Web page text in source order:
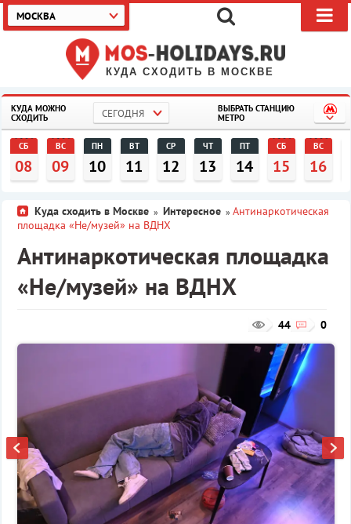
КУДА СХОДИТЬ В МОСКВЕ
МОСКВА
КУДА МОЖНО
СХОДИТЬ
СЕГОДНЯ
ВЫБРАТЬ СТАНЦИЮ
МЕТРО
СБ
08
ВС
09
ПН
10
ВТ
11
СР
12
ЧТ
13
ПТ
14
СБ
15
ВС
16
Куда сходить в Москве » Интересное » Антинаркотическая
площадка «Не/музей» на ВДНХ
Антинаркотическая площадка
«Не/музей» на ВДНХ
0
44